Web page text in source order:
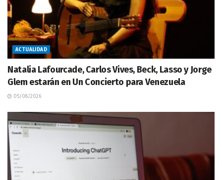
ACTUALIDAD
Natalia Lafourcade, Carlos Vives, Beck, Lasso y Jorge
Glem estarán en Un Concierto para Venezuela
05/08/2026